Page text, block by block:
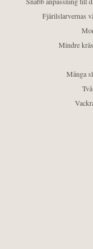
Fjärilslarvernas
Mindre
Många